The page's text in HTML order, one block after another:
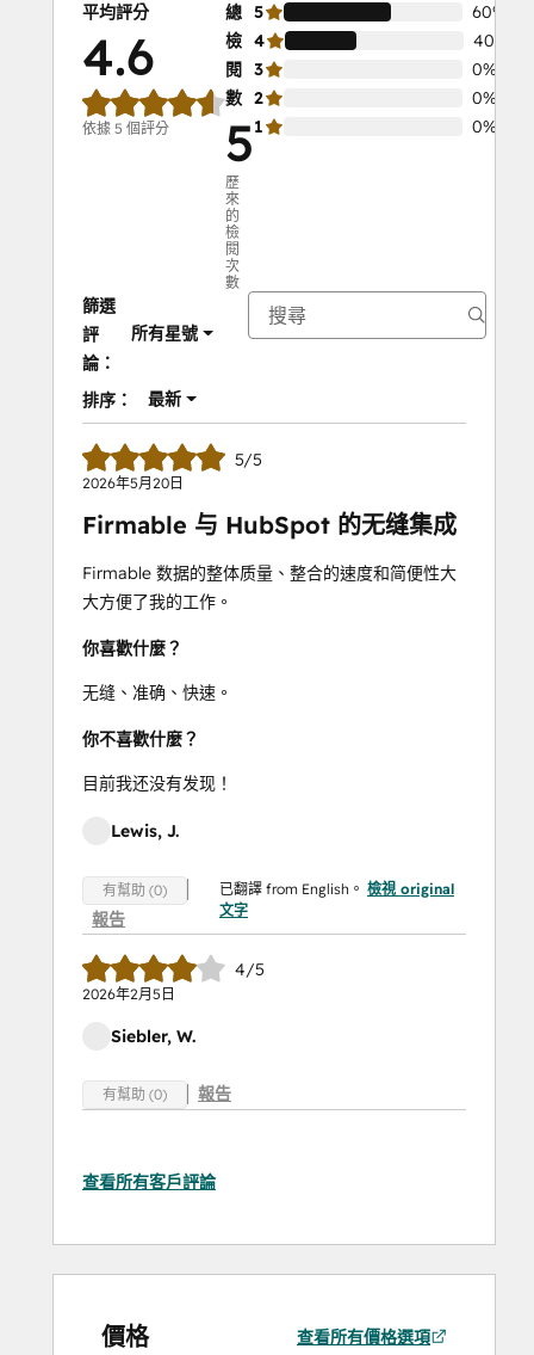
平均評分
4.6
依據 5 個評分
總
檢
閱
數
5
歷
來
的
檢
閱
次
數
5
60%
4
40%
3
0%
2
0%
1
0%
篩選
評
論：
所有星號
排序： 最新
5/5
2026年5月20日
Firmable 与 HubSpot 的无缝集成
Firmable 数据的整体质量、整合的速度和简便性大
大方便了我的工作。
你喜歡什麼？
无缝、准确、快速。
你不喜歡什麼？
目前我还没有发现！
Lewis, J.
有幫助 (0)
報告
已翻譯 from English。 檢視 original
文字
4/5
2026年2月5日
Siebler, W.
有幫助 (0) 報告
查看所有客戶評論
價格 查看所有價格選項